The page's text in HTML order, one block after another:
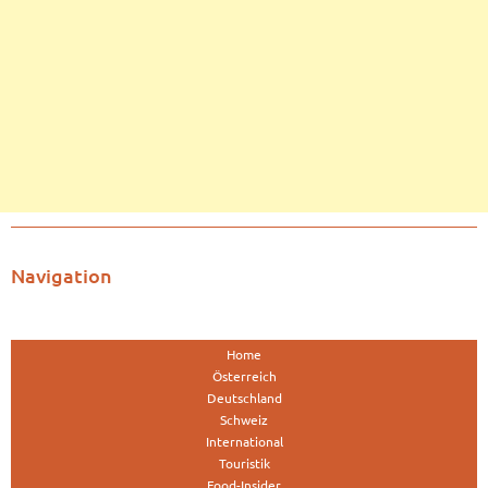
Navigation
Home
Österreich
Deutschland
Schweiz
International
Touristik